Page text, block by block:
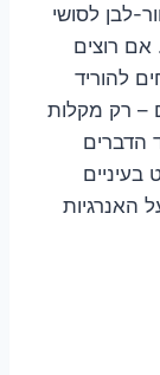
לבן לסושי
רוצים
להוריד
– רק מקלות
הדברים
האנרגיות